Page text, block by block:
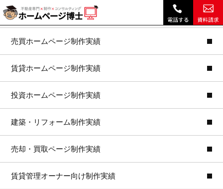
博士ドットコム通信 7-8月号|
不動産ホームページ制作トップ
売買ホームページ制作実績
賃貸ホームページ制作実績
投資ホームページ制作実績
建築・リフォーム制作実績
売却・買取ページ制作実績
賃貸管理オーナー向け制作実績